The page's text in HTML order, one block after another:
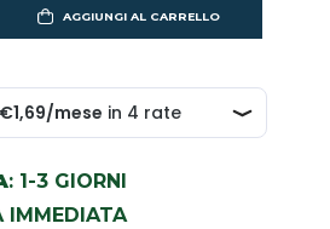
AGGIUNGI AL CARRELLO
: 1-3 GIORNI
IMMEDIATA